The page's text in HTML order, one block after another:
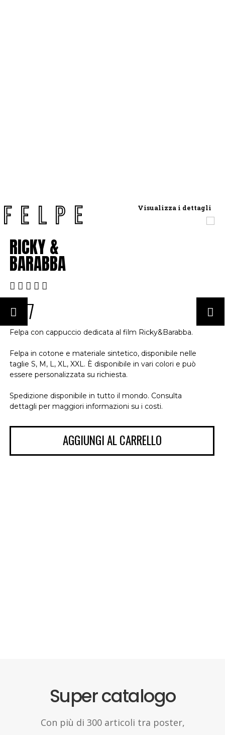
RICKY &
BARABBA
€87
Felpa con cappuccio dedicata al film Ricky&Barabba.
Felpa in cotone e materiale sintetico, disponibile nelle
taglie S, M, L, XL, XXL. È disponibile in vari colori e può
essere personalizzata su richiesta.
Spedizione disponibile in tutto il mondo. Consulta
dettagli per maggiori informazioni su i costi.
AGGIUNGI AL CARRELLO
F E L P E Visualizza i dettagli
Super catalogo
Con più di 300 articoli tra poster,